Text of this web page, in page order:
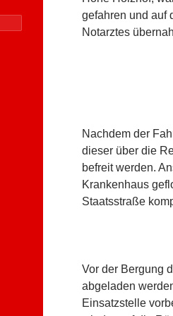
gefahren und auf
Notarztes
Nachdem der
dieser über die
befreit werden.
Krankenhaus
Staatsstraße
Vor der Bergung
abgeladen
Einsatzstelle